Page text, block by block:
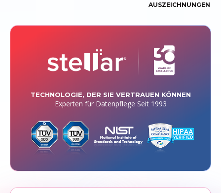
AUSZEICHNUNGEN
TECHNOLOGIE, DER SIE VERTRAUEN KÖNNEN
Experten für Datenpflege Seit 1993